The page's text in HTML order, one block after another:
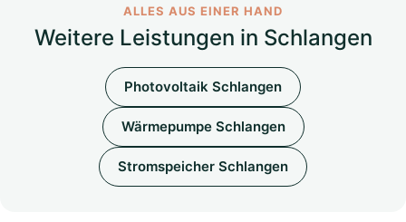
ALLES AUS EINER HAND
Weitere Leistungen in Schlangen
Photovoltaik Schlangen
Wärmepumpe Schlangen
Stromspeicher Schlangen